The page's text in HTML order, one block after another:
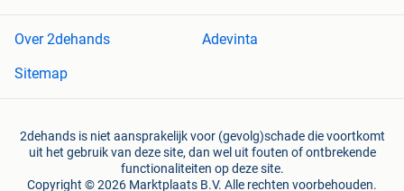
Over 2dehands
Adevinta
Sitemap
2dehands is niet aansprakelijk voor (gevolg)schade die voortkomt
uit het gebruik van deze site, dan wel uit fouten of ontbrekende
functionaliteiten op deze site.
Copyright © 2026 Marktplaats B.V. Alle rechten voorbehouden.